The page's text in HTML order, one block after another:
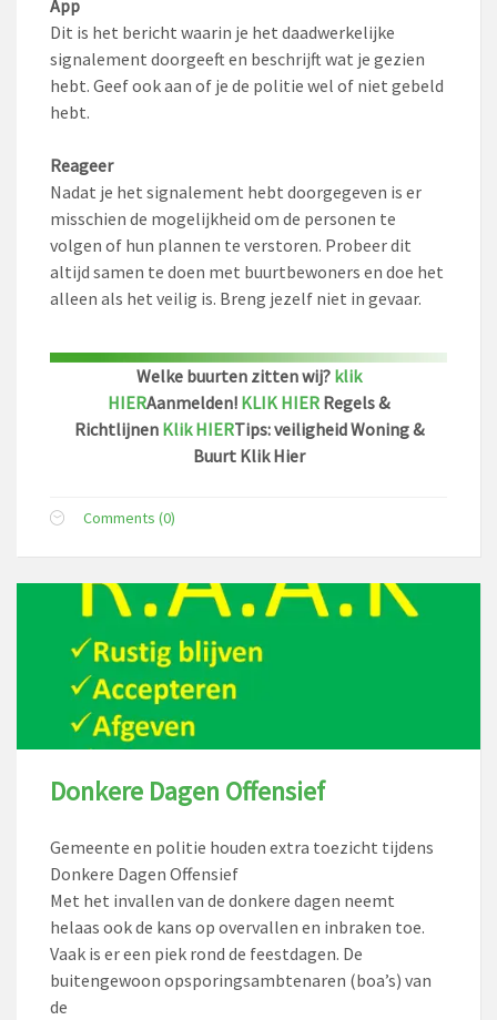
App
Dit is het bericht waarin je het daadwerkelijke
signalement doorgeeft en beschrijft wat je gezien
hebt. Geef ook aan of je de politie wel of niet gebeld
hebt.
Reageer
Nadat je het signalement hebt doorgegeven is er
misschien de mogelijkheid om de personen te
volgen of hun plannen te verstoren. Probeer dit
altijd samen te doen met buurtbewoners en doe het
alleen als het veilig is. Breng jezelf niet in gevaar.
Welke buurten zitten wij? klik
HIERAanmelden! KLIK HIER Regels &
Richtlijnen Klik HIERTips: veiligheid Woning &
Buurt Klik Hier
Comments (0)
Donkere Dagen Offensief
Gemeente en politie houden extra toezicht tijdens
Donkere Dagen Offensief
Met het invallen van de donkere dagen neemt
helaas ook de kans op overvallen en inbraken toe.
Vaak is er een piek rond de feestdagen. De
buitengewoon opsporingsambtenaren (boa’s) van
de